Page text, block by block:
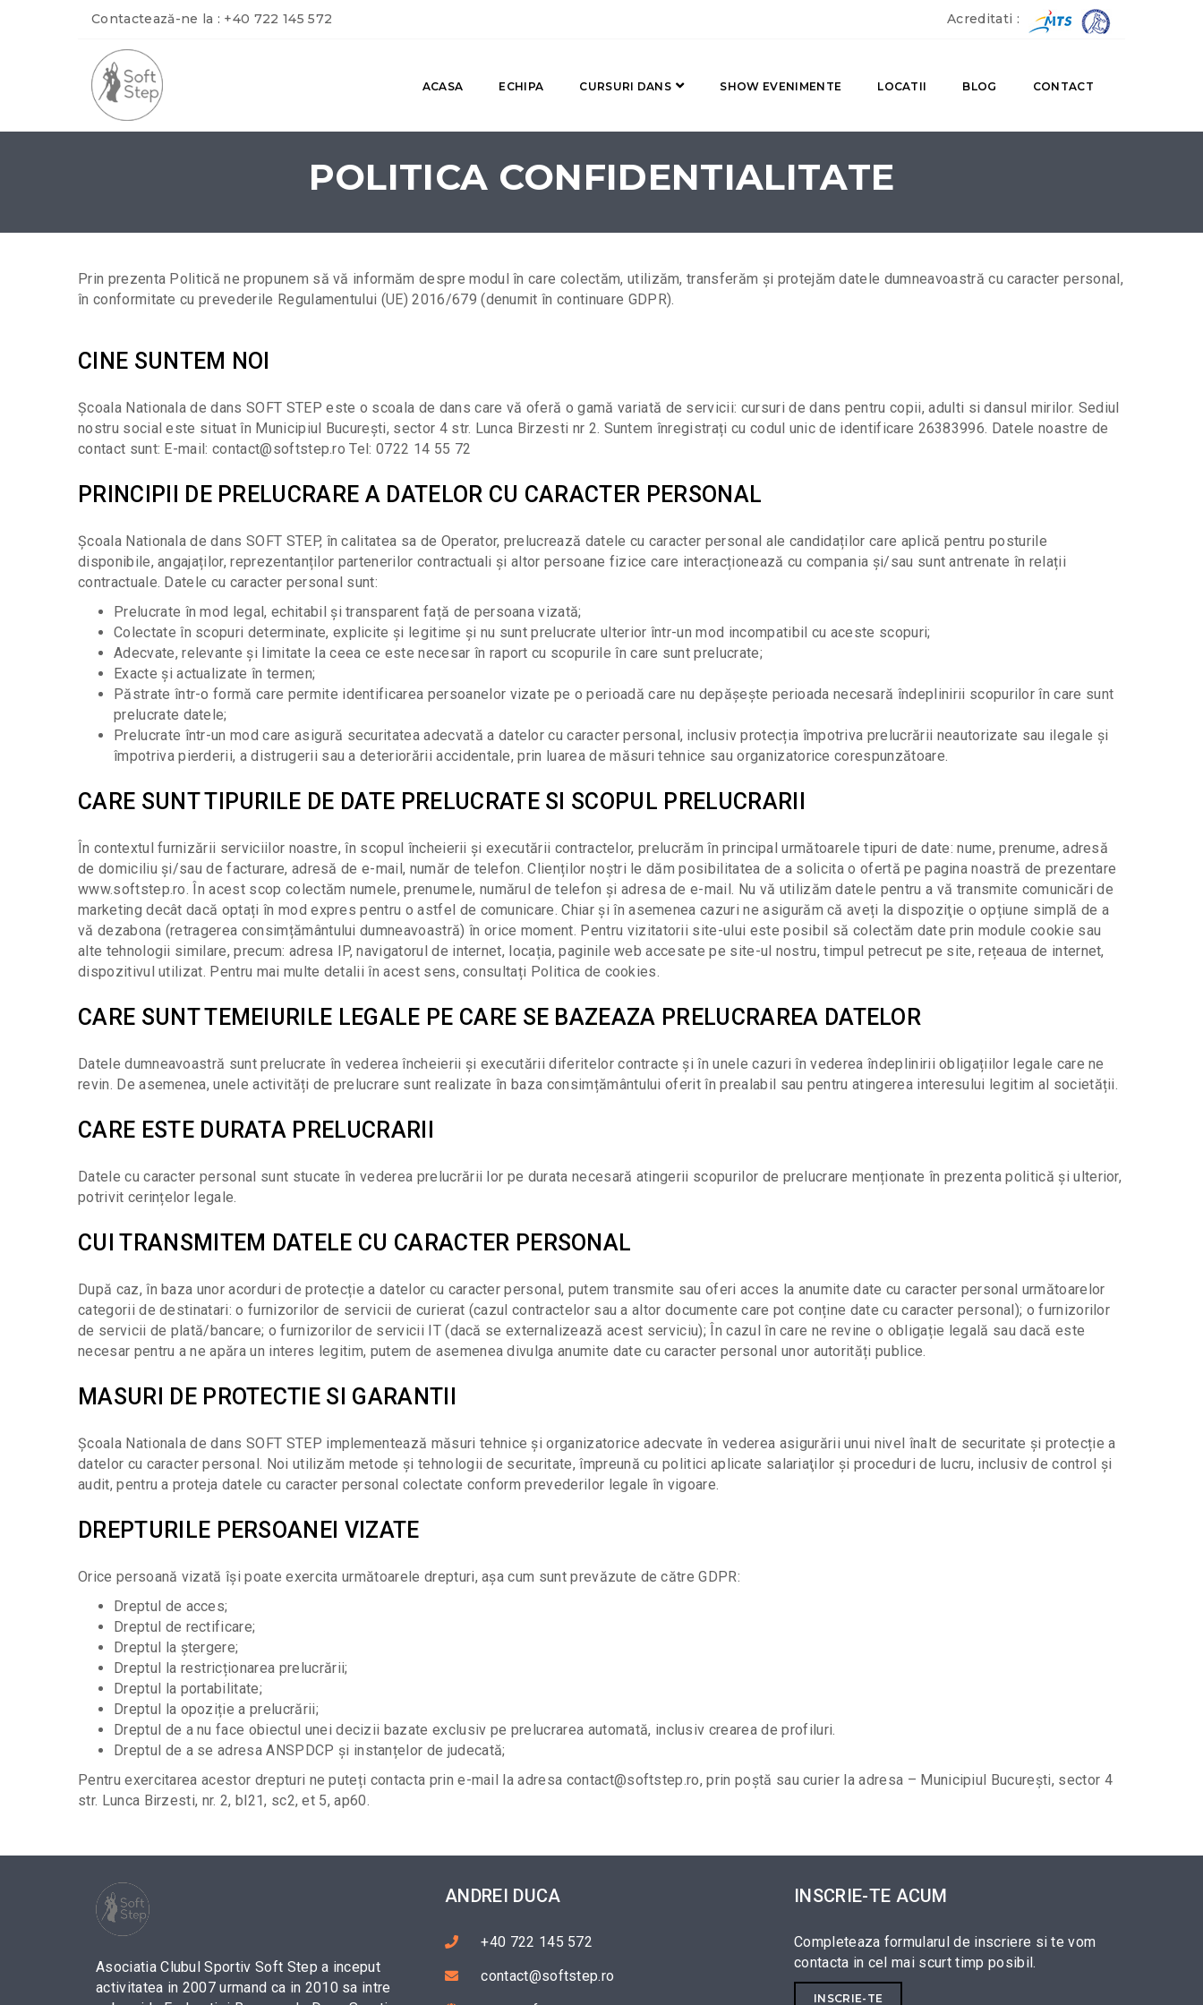
Contactează-ne la : +40 722 145 572 Acreditati :
ACASA ECHIPA CURSURI DANS SHOW EVENIMENTE LOCATII BLOG CONTACT
POLITICA CONFIDENTIALITATE
Prin prezenta Politică ne propunem să vă informăm despre modul în care colectăm, utilizăm, transferăm și protejăm datele dumneavoastră cu caracter personal,
în conformitate cu prevederile Regulamentului (UE) 2016/679 (denumit în continuare GDPR).
CINE SUNTEM NOI
Școala Nationala de dans SOFT STEP este o scoala de dans care vă oferă o gamă variată de servicii: cursuri de dans pentru copii, adulti si dansul mirilor. Sediul
nostru social este situat în Municipiul București, sector 4 str. Lunca Birzesti nr 2. Suntem înregistrați cu codul unic de identificare 26383996. Datele noastre de
contact sunt: E-mail: contact@softstep.ro Tel: 0722 14 55 72
PRINCIPII DE PRELUCRARE A DATELOR CU CARACTER PERSONAL
Școala Nationala de dans SOFT STEP, în calitatea sa de Operator, prelucrează datele cu caracter personal ale candidaților care aplică pentru posturile
disponibile, angajaților, reprezentanților partenerilor contractuali și altor persoane fizice care interacționează cu compania și/sau sunt antrenate în relații
contractuale. Datele cu caracter personal sunt:
Prelucrate în mod legal, echitabil și transparent față de persoana vizată;
Colectate în scopuri determinate, explicite și legitime și nu sunt prelucrate ulterior într-un mod incompatibil cu aceste scopuri;
Adecvate, relevante și limitate la ceea ce este necesar în raport cu scopurile în care sunt prelucrate;
Exacte și actualizate în termen;
Păstrate într-o formă care permite identificarea persoanelor vizate pe o perioadă care nu depășește perioada necesară îndeplinirii scopurilor în care sunt
prelucrate datele;
Prelucrate într-un mod care asigură securitatea adecvată a datelor cu caracter personal, inclusiv protecția împotriva prelucrării neautorizate sau ilegale și
împotriva pierderii, a distrugerii sau a deteriorării accidentale, prin luarea de măsuri tehnice sau organizatorice corespunzătoare.
CARE SUNT TIPURILE DE DATE PRELUCRATE SI SCOPUL PRELUCRARII
În contextul furnizării serviciilor noastre, în scopul încheierii și executării contractelor, prelucrăm în principal următoarele tipuri de date: nume, prenume, adresă
de domiciliu și/sau de facturare, adresă de e-mail, număr de telefon. Clienților noștri le dăm posibilitatea de a solicita o ofertă pe pagina noastră de prezentare
www.softstep.ro. În acest scop colectăm numele, prenumele, numărul de telefon și adresa de e-mail. Nu vă utilizăm datele pentru a vă transmite comunicări de
marketing decât dacă optați în mod expres pentru o astfel de comunicare. Chiar și în asemenea cazuri ne asigurăm că aveți la dispoziţie o opțiune simplă de a
vă dezabona (retragerea consimțământului dumneavoastră) în orice moment. Pentru vizitatorii site-ului este posibil să colectăm date prin module cookie sau
alte tehnologii similare, precum: adresa IP, navigatorul de internet, locația, paginile web accesate pe site-ul nostru, timpul petrecut pe site, rețeaua de internet,
dispozitivul utilizat. Pentru mai multe detalii în acest sens, consultați Politica de cookies.
CARE SUNT TEMEIURILE LEGALE PE CARE SE BAZEAZA PRELUCRAREA DATELOR
Datele dumneavoastră sunt prelucrate în vederea încheierii și executării diferitelor contracte și în unele cazuri în vederea îndeplinirii obligațiilor legale care ne
revin. De asemenea, unele activități de prelucrare sunt realizate în baza consimțământului oferit în prealabil sau pentru atingerea interesului legitim al societății.
CARE ESTE DURATA PRELUCRARII
Datele cu caracter personal sunt stucate în vederea prelucrării lor pe durata necesară atingerii scopurilor de prelucrare menționate în prezenta politică și ulterior,
potrivit cerințelor legale.
CUI TRANSMITEM DATELE CU CARACTER PERSONAL
După caz, în baza unor acorduri de protecție a datelor cu caracter personal, putem transmite sau oferi acces la anumite date cu caracter personal următoarelor
categorii de destinatari: o furnizorilor de servicii de curierat (cazul contractelor sau a altor documente care pot conține date cu caracter personal); o furnizorilor
de servicii de plată/bancare; o furnizorilor de servicii IT (dacă se externalizează acest serviciu); În cazul în care ne revine o obligație legală sau dacă este
necesar pentru a ne apăra un interes legitim, putem de asemenea divulga anumite date cu caracter personal unor autorități publice.
MASURI DE PROTECTIE SI GARANTII
Școala Nationala de dans SOFT STEP implementează măsuri tehnice și organizatorice adecvate în vederea asigurării unui nivel înalt de securitate și protecție a
datelor cu caracter personal. Noi utilizăm metode şi tehnologii de securitate, împreună cu politici aplicate salariaţilor şi proceduri de lucru, inclusiv de control şi
audit, pentru a proteja datele cu caracter personal colectate conform prevederilor legale în vigoare.
DREPTURILE PERSOANEI VIZATE
Orice persoană vizată își poate exercita următoarele drepturi, așa cum sunt prevăzute de către GDPR:
Dreptul de acces;
Dreptul de rectificare;
Dreptul la ștergere;
Dreptul la restricționarea prelucrării;
Dreptul la portabilitate;
Dreptul la opoziție a prelucrării;
Dreptul de a nu face obiectul unei decizii bazate exclusiv pe prelucrarea automată, inclusiv crearea de profiluri.
Dreptul de a se adresa ANSPDCP și instanțelor de judecată;
Pentru exercitarea acestor drepturi ne puteți contacta prin e-mail la adresa contact@softstep.ro, prin poștă sau curier la adresa – Municipiul București, sector 4
str. Lunca Birzesti, nr. 2, bl21, sc2, et 5, ap60.
Asociatia Clubul Sportiv Soft Step a inceput
activitatea in 2007 urmand ca in 2010 sa intre
ANDREI DUCA
+40 722 145 572
contact@softstep.ro
INSCRIE-TE ACUM
Completeaza formularul de inscriere si te vom
contacta in cel mai scurt timp posibil.
INSCRIE-TE